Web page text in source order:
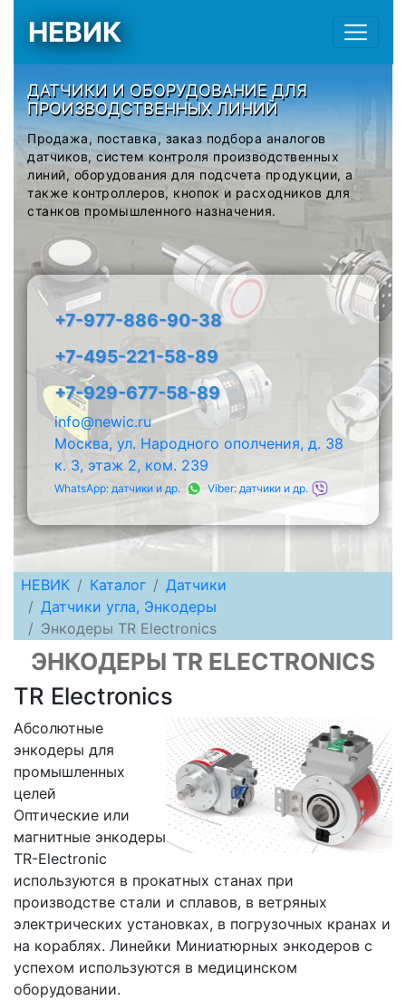
НЕВИК
ДАТЧИКИ И ОБОРУДОВАНИЕ ДЛЯ
ПРОИЗВОДСТВЕННЫХ ЛИНИЙ
Продажа, поставка, заказ подбора аналогов
датчиков, систем контроля производственных
линий, оборудования для подсчета продукции, а
также контроллеров, кнопок и расходников для
станков промышленного назначения.
+7-977-886-90-38
+7-495-221-58-89
+7-929-677-58-89
info@newic.ru
Москва, ул. Народного ополчения, д. 38
к. 3, этаж 2, ком. 239
WhatsApp: датчики и др. Viber: датчики и др.
НЕВИК Каталог
Датчики
Датчики угла, Энкодеры
Энкодеры TR Electronics
ЭНКОДЕРЫ TR ELECTRONICS
TR Electronics
Абсолютные
энкодеры для
промышленных
целей
Оптические или
магнитные энкодеры
TR-Electronic
используются в прокатных станах при
производстве стали и сплавов, в ветряных
электрических установках, в погрузочных кранах и
на кораблях. Линейки Миниатюрных энкодеров с
успехом используются в медицинском
оборудовании.